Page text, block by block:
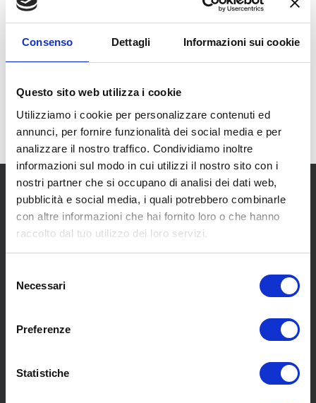
Consenso Dettagli Informazioni sui cookie
Questo sito web utilizza i cookie
Utilizziamo i cookie per personalizzare contenuti ed
annunci, per fornire funzionalità dei social media e per
analizzare il nostro traffico. Condividiamo inoltre
informazioni sul modo in cui utilizzi il nostro sito con i
nostri partner che si occupano di analisi dei dati web,
pubblicità e social media, i quali potrebbero combinarle
con altre informazioni che hai fornito loro o che hanno
raccolto dal tuo utilizzo dei loro servizi.
delNecessari
Preferenze
Statistiche
FacebookLinkedInEmail
Chi siamo